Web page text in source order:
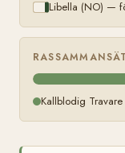
Libella (NO) —
Kallblodig